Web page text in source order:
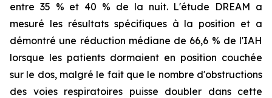
entre 35 % et 40 % de la nuit. L'étude DREAM a
mesuré les résultats spécifiques à la position et a
démontré une réduction médiane de 66,6 % de l'IAH
lorsque les patients dormaient en position couchée
sur le dos, malgré le fait que le nombre d'obstructions
des voies respiratoires puisse doubler dans cette